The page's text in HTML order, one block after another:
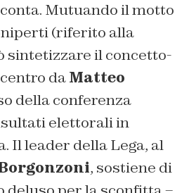
conta. Mutuando il motto
(riferito alla
sintetizzare il concetto-
daMatteo
della conferenza
elettorali in
Il leader della Lega, al
, sostiene di